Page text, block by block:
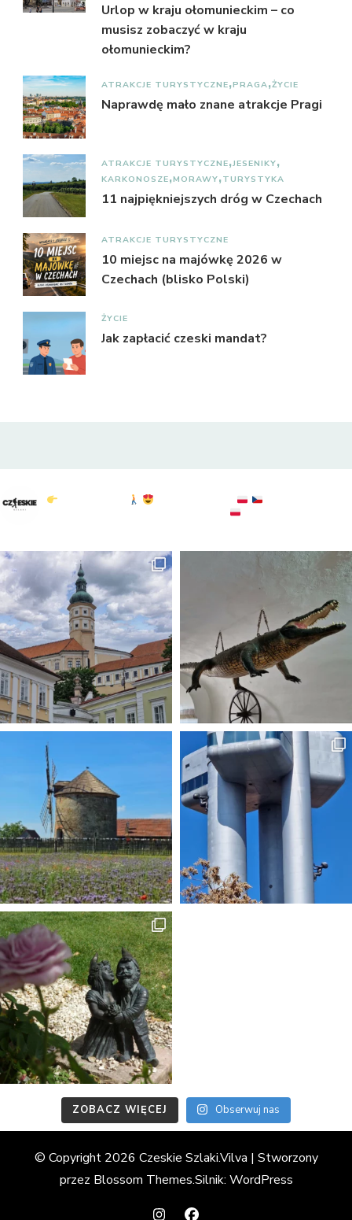
Urlop w kraju ołomunieckim – co
musisz zobaczyć w kraju
ołomunieckim?
ATRAKCJE TURYSTYCZNE PRAGA ŻYCIE
Naprawdę mało znane atrakcje Pragi
ATRAKCJE TURYSTYCZNE JESENIKY
KARKONOSZE MORAWY TURYSTYKA
11 najpiękniejszych dróg w Czechach
ATRAKCJE TURYSTYCZNE
10 miejsc na majówkę 2026 w
Czechach (blisko Polski)
ŻYCIE
Jak zapłacić czeski mandat?
ZOBACZ WIĘCEJ Obserwuj nas
© Copyright 2026 Czeskie Szlaki.Vilva | Stworzony
przez Blossom Themes.Silnik: WordPress